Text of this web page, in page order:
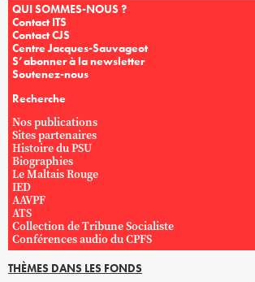
QUI SOMMES-NOUS ?
Contact ITS
Contact CJS
Centre Jacques-Sauvageot
S’abonner à la newsletter
Soutenez-nous
Recherche
Nos publications
Sites partenaires
Histoire du PSU
Biographies
Le Maltais Rouge
IED
AAVPF
ATS
Collection de Tribune Socialiste
Conférences audio du CPFS
THÈMES DANS LES FONDS